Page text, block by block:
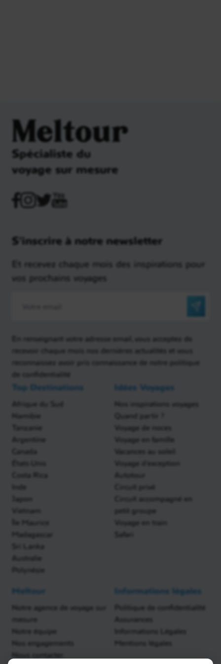
Meltour
Spécialiste du
voyage sur mesure
S'inscrire à notre newsletter
Et recevez chaque mois des inspirations pour
vos prochains voyages
En renseignant votre adresse email, vous acceptez de
recevoir chaque mois nos dernières actualités et vous
reconnaissez avoir pris connaissance de notre politique
de confidentialité
Top Destinations
Afrique du Sud
Namibie
Tanzanie
Argentine
Canada
États-Unis
Costa Rica
Inde
Japon
Vietnam
Île Maurice
Madagascar
Sri Lanka
Australie
Polynésie
Idées Voyages
Nos inspirations voyages
Quand partir ?
Voyage de noces
Voyage en famille
Vacances au soleil
Voyage d'exception
Autotour
Circuit privé
Circuit accompagné en
petit groupe
Voyage en train
Safari
Meltour
Notre agence de voyage sur
mesure
Notre équipe
Nos engagements
Nous contacter
Informations légales
Politique de confidentialité
Assurances
Informations Légales
Mentions légales